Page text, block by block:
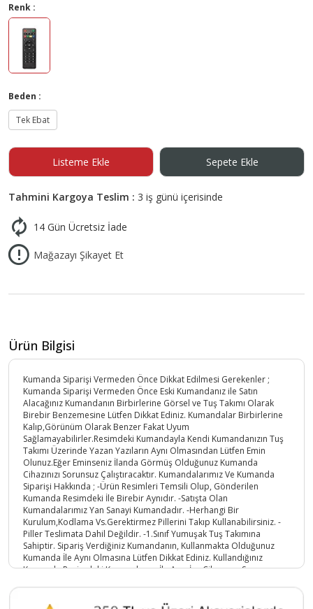
Renk :
Beden :
Tek Ebat
Listeme Ekle Sepete Ekle
Tahmini Kargoya Teslim : 3 iş günü içerisinde
14 Gün Ücretsiz İade
Mağazayı Şikayet Et
Ürün Bilgisi
Kumanda Siparişi Vermeden Önce Dikkat Edilmesi Gerekenler ;
Kumanda Siparişi Vermeden Önce Eski Kumandanız ile Satın
Alacağınız Kumandanın Birbirlerine Görsel ve Tuş Takımı Olarak
Birebir Benzemesine Lütfen Dikkat Ediniz. Kumandalar Birbirlerine
Kalıp,Görünüm Olarak Benzer Fakat Uyum
Sağlamayabilirler.Resimdeki Kumandayla Kendi Kumandanızın Tuş
Takımı Üzerinde Yazan Yazıların Aynı Olmasından Lütfen Emin
Olunuz.Eğer Eminseniz İlanda Görmüş Olduğunuz Kumanda
Cihazınızı Sorunsuz Çalıştıracaktır. Kumandalarımız Ve Kumanda
Siparişi Hakkında ; -Ürün Resimleri Temsili Olup, Gönderilen
Kumanda Resimdeki İle Birebir Aynıdır. -Satışta Olan
Kumandalarımız Yan Sanayi Kumandadır. -Herhangi Bir
Kurulum,Kodlama Vs.Gerektirmez Pillerini Takıp Kullanabilirsiniz. -
Piller Teslimata Dahil Değildir. -1.Sınıf Yumuşak Tuş Takımına
Sahiptir. Sipariş Verdiğiniz Kumandanın, Kullanmakta Olduğunuz
Kumanda İle Aynı Olmasına Lütfen Dikkat Ediniz. Kullandığınız
Kumanda Resimdeki Kumandamız İle Aynı İse Cihazınızı Sorunsuz